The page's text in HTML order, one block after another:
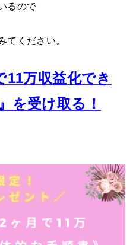
るので
てください。
万収益化でき
を受け取る！